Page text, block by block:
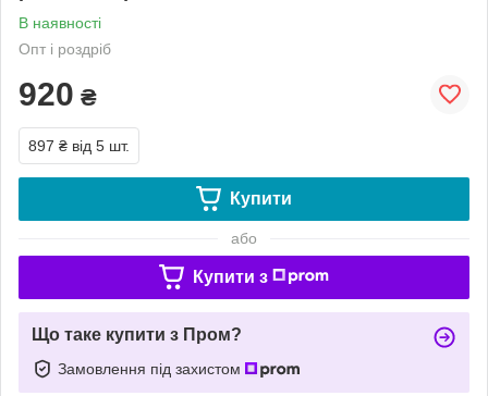
В наявності
Опт і роздріб
920 ₴
897 ₴ від 5 шт.
Купити
або
Купити з
Що таке купити з Пром?
Замовлення під захистом